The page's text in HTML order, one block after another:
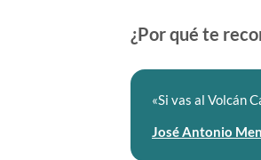
¿Por qué te
«Si vas al Volcán
José Antonio